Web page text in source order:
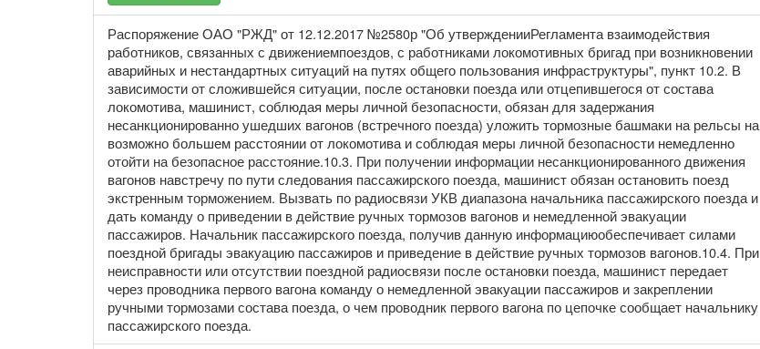
Распоряжение ОАО "РЖД" от 12.12.2017 №2580р "Об утвержденииРегламента взаимодействия
работников, связанных с движениемпоездов, с работниками локомотивных бригад при возникновении
аварийных и нестандартных ситуаций на путях общего пользования инфраструктуры", пункт 10.2. В
зависимости от сложившейся ситуации, после остановки поезда или отцепившегося от состава
локомотива, машинист, соблюдая меры личной безопасности, обязан для задержания
несанкционированно ушедших вагонов (встречного поезда) уложить тормозные башмаки на рельсы на
возможно большем расстоянии от локомотива и соблюдая меры личной безопасности немедленно
отойти на безопасное расстояние.10.3. При получении информации несанкционированного движения
вагонов навстречу по пути следования пассажирского поезда, машинист обязан остановить поезд
экстренным торможением. Вызвать по радиосвязи УКВ диапазона начальника пассажирского поезда и
дать команду о приведении в действие ручных тормозов вагонов и немедленной эвакуации
пассажиров. Начальник пассажирского поезда, получив данную информациюобеспечивает силами
поездной бригады эвакуацию пассажиров и приведение в действие ручных тормозов вагонов.10.4. При
неисправности или отсутствии поездной радиосвязи после остановки поезда, машинист передает
через проводника первого вагона команду о немедленной эвакуации пассажиров и закреплении
ручными тормозами состава поезда, о чем проводник первого вагона по цепочке сообщает начальнику
пассажирского поезда.